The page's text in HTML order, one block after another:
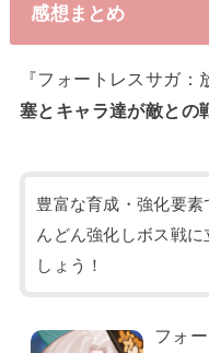
感想まとめ
『フォートレスサガ：
塞とキャラ達が敵との
豊富な育成・強化要
んどん強化しボス戦
しょう！
フォ